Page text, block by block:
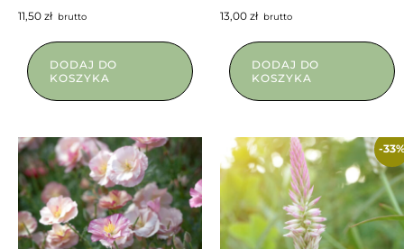
11,50 złbrutto
DODAJ DO
KOSZYKA
13,00 złbrutto
DODAJ DO
KOSZYKA
-